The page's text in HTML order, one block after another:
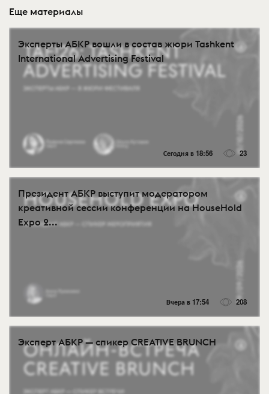
Еще материалы
Эксперты АБКР вошли в состав жюри Tashkent
International Advertising Festival
Сегодня в 18:56 23
Президент АБКР выступит модератором
креативной сессии конференции на HouseHold
Expo 2...
Вчера в 17:54 208
Эксперт АБКР — спикер CREATIVE BRUNCH